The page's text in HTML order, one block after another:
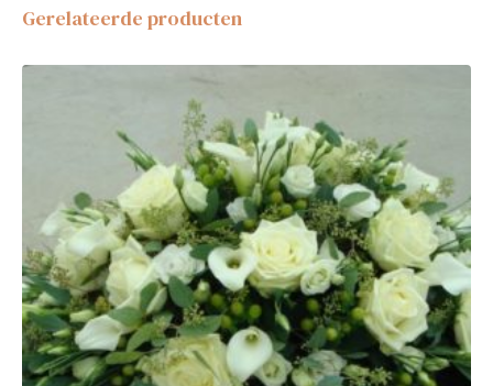
Gerelateerde producten